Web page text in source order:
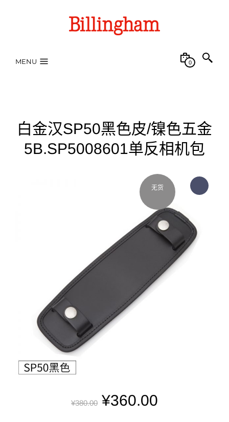
MENU 0
白金汉SP50黑色皮/镍色五金
5B.SP5008601单反相机包
无货
¥380.00 ¥360.00